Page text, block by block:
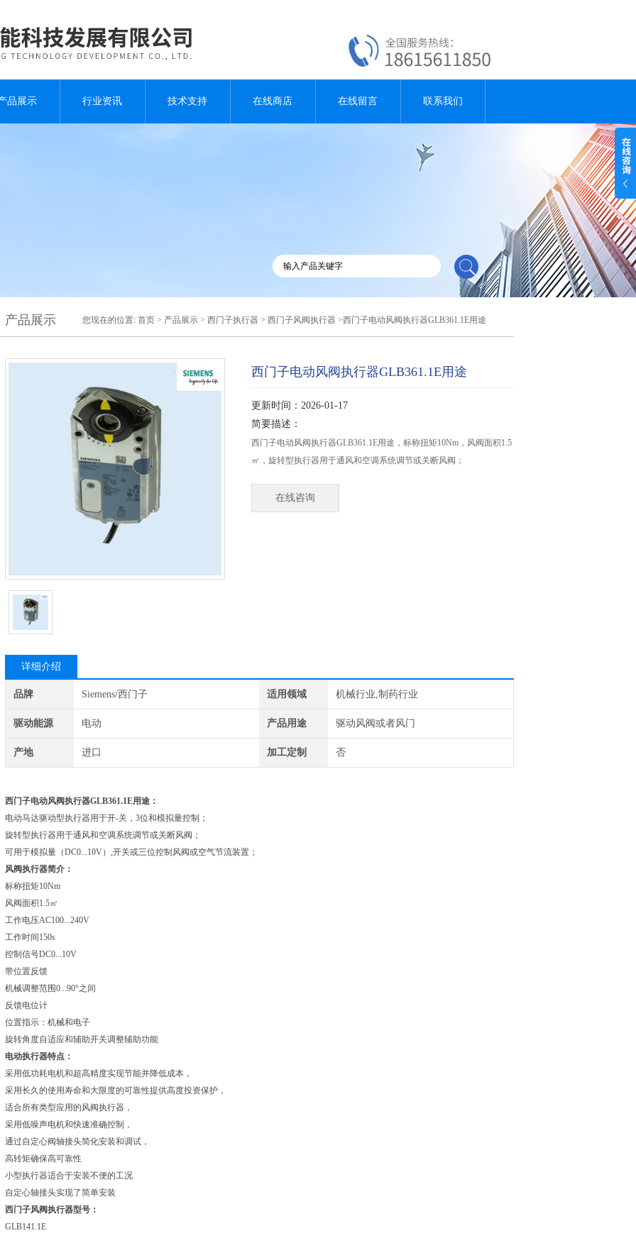
品展示 行业资讯 技术支持 在线商店 在线留言 联系我们
产品展示 您现在的位置: 首页 > 产品展示 > 西门子执行器 > 西门子风阀执行器 >西门子电动风阀执行器GLB361.1E用途
西门子电动风阀执行器GLB361.1E用途
更新时间：2026-01-17
简要描述：
西门子电动风阀执行器GLB361.1E用途，标称扭矩10Nm，风阀面积1.5
㎡，旋转型执行器用于通风和空调系统调节或关断风阀；
在线咨询
详细介绍
品牌 Siemens/西门子 适用领域 机械行业,制药行业
驱动能源 电动 产品用途 驱动风阀或者风门
产地 进口 加工定制 否
西门子电动风阀执行器GLB361.1E用途 ：
电动马达驱动型执行器用于开-关，3位和模拟量控制；
旋转型执行器用于通风和空调系统调节或关断风阀；
可用于模拟量（DC0...10V）,开关或三位控制风阀或空气节流装置 ；
风阀执行器简介：
标称扭矩10Nm
风阀面积1.5㎡
工作电压AC100...240V
工作时间150s
控制信号DC0...10V
带位置反馈
机械调整范围0...90°之间
反馈电位计
位置指示：机械和电子
旋转角度自适应和辅助开关调整辅助功能
电动执行器特点：
采用低功耗电机和超高精度实现节能并降低成本，
采用长久的使用寿命和大限度的可靠性提供高度投资保护，
适合所有类型应用的风阀执行器，
采用低噪声电机和快速准确控制，
通过自定心阀轴接头简化安装和调试，
高转矩确保高可靠性
小型执行器适合于安装不便的工况
自定心轴接头实现了简单安装
西门子风阀执行器型号：
GLB141.1E